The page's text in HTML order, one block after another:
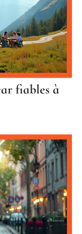
fiables à